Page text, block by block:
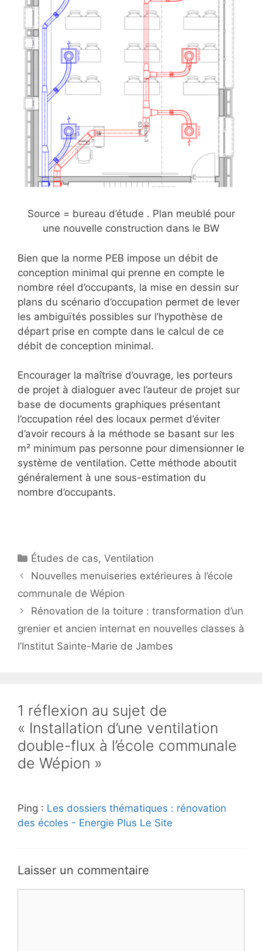
Source = bureau d’étude . Plan meublé pour
une nouvelle construction dans le BW
Bien que la norme PEB impose un débit de
conception minimal qui prenne en compte le
nombre réel d’occupants, la mise en dessin sur
plans du scénario d’occupation permet de lever
les ambiguïtés possibles sur l’hypothèse de
départ prise en compte dans le calcul de ce
débit de conception minimal.
Encourager la maîtrise d’ouvrage, les porteurs
de projet à dialoguer avec l’auteur de projet sur
base de documents graphiques présentant
l’occupation réel des locaux permet d’éviter
d’avoir recours à la méthode se basant sur les
m² minimum pas personne pour dimensionner le
système de ventilation. Cette méthode aboutit
généralement à une sous-estimation du
nombre d’occupants.
Catégories
Études de cas,Ventilation
Nouvelles menuiseries extérieures à l’école
communale de Wépion
Rénovation de la toiture : transformation d’un
grenier et ancien internat en nouvelles classes à
l’Institut Sainte-Marie de Jambes
1 réflexion au sujet de
« Installation d’une ventilation
double-flux à l’école communale
de Wépion »
Ping : Les dossiers thématiques : rénovation
des écoles - Energie Plus Le Site
Laisser un commentaire